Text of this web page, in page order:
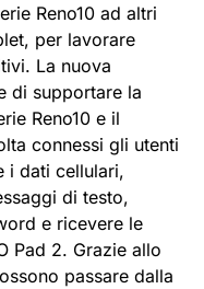
Reno10 ad altri
per lavorare
La nuova
di supportare la
Reno10 e il
connessi gli utenti
i dati cellulari,
di testo,
e ricevere le
Pad 2. Grazie allo
passare dalla